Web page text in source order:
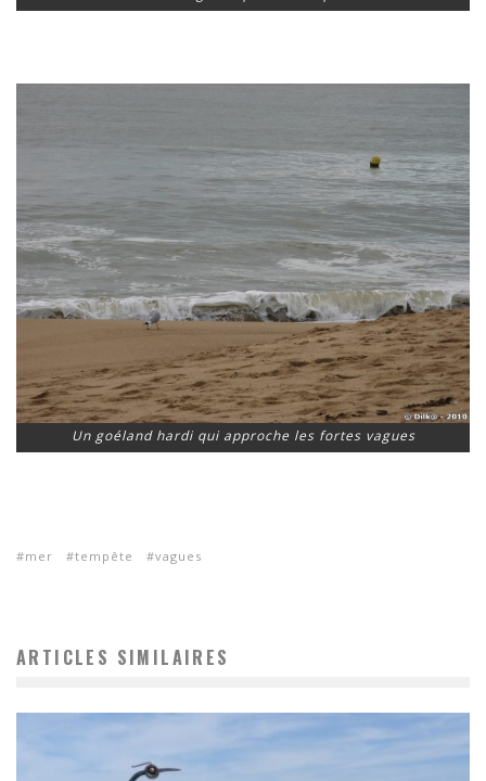
Un goéland hardi qui approche les fortes vagues
mer tempête vagues
ARTICLES SIMILAIRES